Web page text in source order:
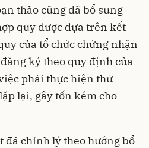
thảo cũng đã bổ sung
quy được dựa trên kết
của tổ chức chứng nhận
ký theo quy định của
phải thực hiện thử
lại, gây tốn kém cho
đã chỉnh lý theo hướng bổ